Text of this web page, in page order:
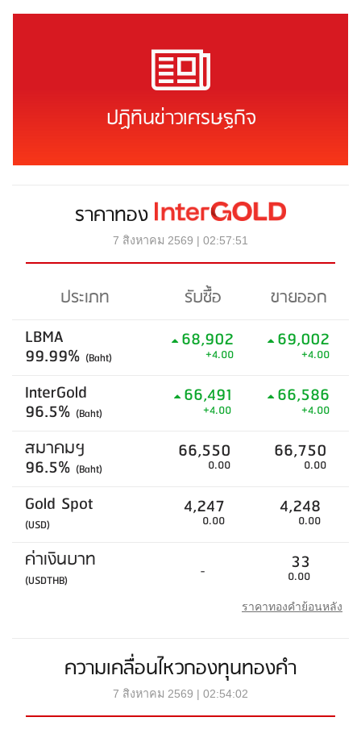
ปฏิทินข่าวเศรษฐกิจ
ราคาทอง
7 สิงหาคม 2569 | 02:57:51
ประเภท รับซื้อ
ขายออก
LBMA
99.99% (Baht)
68,902
+4.00
69,002
+4.00
InterGold
96.5% (Baht)
66,491
+4.00
66,586
+4.00
สมาคมฯ
96.5% (Baht)
66,550
0.00
66,750
0.00
Gold Spot
(USD)
4,247
0.00
4,248
0.00
ค่าเงินบาท
(USDTHB) - 33
0.00
ราคาทองคำย้อนหลัง
ความเคลื่อนไหวกองทุนทองคำ
7 สิงหาคม 2569 | 02:54:02